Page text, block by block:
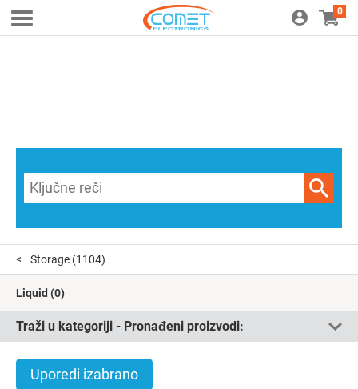
0
Storage (1104)
Liquid (0)
Traži u kategoriji - Pronađeni proizvodi:
Uporedi izabrano